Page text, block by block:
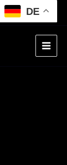
DE